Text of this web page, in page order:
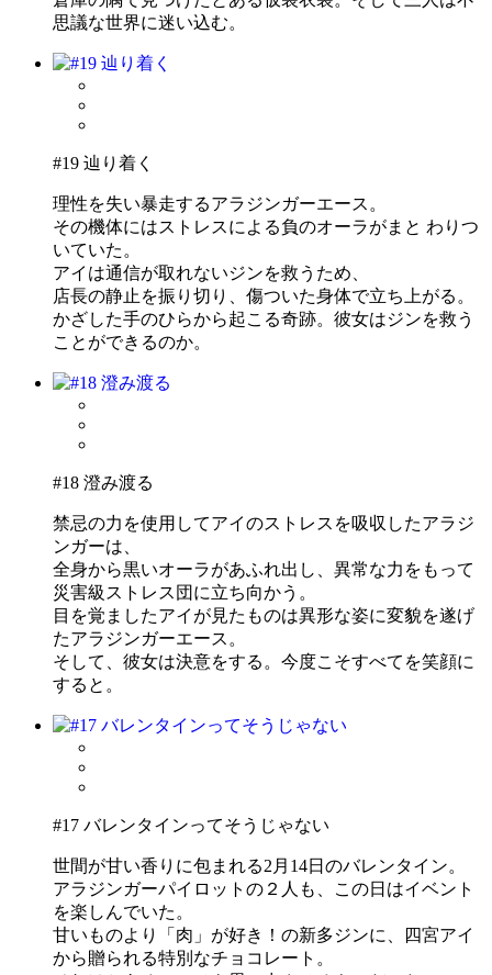
思議な世界に迷い込む。
#19 辿り着く
理性を失い暴走するアラジンガーエース。
その機体にはストレスによる負のオーラがまと わりつ
いていた。
アイは通信が取れないジンを救うため、
店長の静止を振り切り、傷ついた身体で立ち上がる。
かざした手のひらから起こる奇跡。彼女はジンを救う
ことができるのか。
#18 澄み渡る
禁忌の力を使用してアイのストレスを吸収したアラジ
ンガーは、
全身から黒いオーラがあふれ出し、異常な力をもって
災害級ストレス団に立ち向かう。
目を覚ましたアイが見たものは異形な姿に変貌を遂げ
たアラジンガーエース。
そして、彼女は決意をする。今度こそすべてを笑顔に
すると。
#17 バレンタインってそうじゃない
世間が甘い香りに包まれる2月14日のバレンタイン。
アラジンガーパイロットの２人も、この日はイベント
を楽しんでいた。
甘いものより「肉」が好き！の新多ジンに、四宮アイ
から贈られる特別なチョコレート。